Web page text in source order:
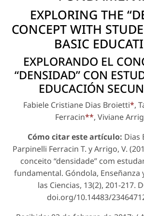
EXPLORING THE
CONCEPT WITH
BASIC
EXPLORANDO EL
“DENSIDAD” CON
EDUCACIÓN
Fabiele Cristiane Dias Broietti*,
Ferracin**, Viviane
Cómo citar este artículo: Dias
Parpinelli Ferracin T. y Arrigo, V.
conceito “densidade” com
fundamental. Góndola, Enseñanza
las Ciencias, 13(2), 201-217.
doi.org/10.14483/